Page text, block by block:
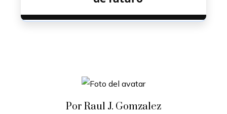
Por Raul J. Gomzalez